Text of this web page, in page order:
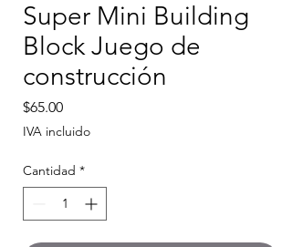
Super Mini Building
Block Juego de
construcción
$65.00Precio
IVA incluido
Cantidad *